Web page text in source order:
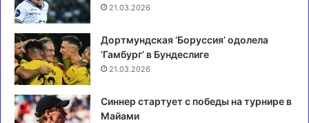
21.03.2026
Дортмундская ‘Боруссия’ одолела
‘Гамбург’ в Бундеслиге
21.03.2026
Синнер стартует с победы на турнире в
Майами